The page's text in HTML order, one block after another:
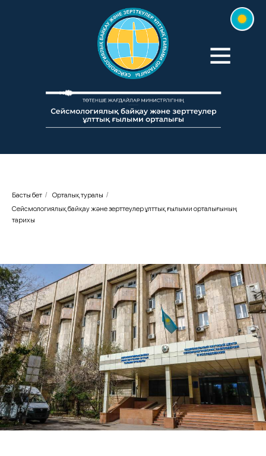
Басты бет / Орталық туралы /
Сейсмологиялық байқау және зерттеулер ұлттық ғылыми орталығының
тарихы